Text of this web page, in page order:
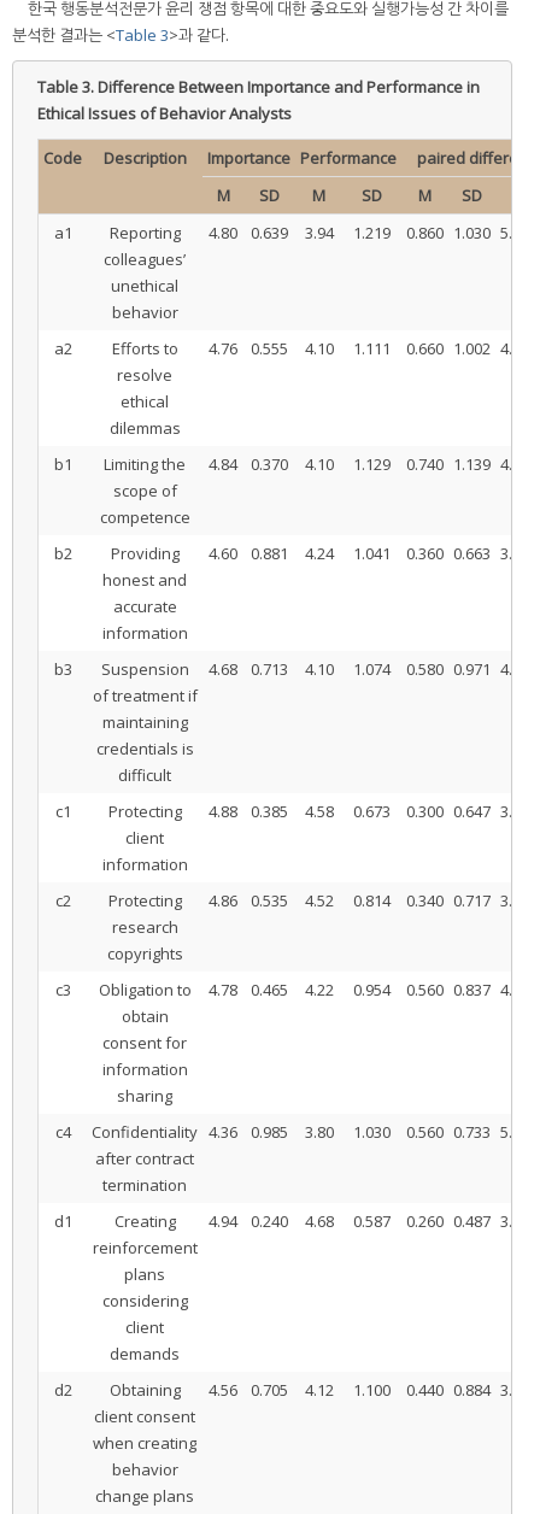
한국 행동분석전문가 윤리 쟁점 항목에 대한 중요도와 실행가능성 간 차이를
분석한 결과는 <Table 3>과 같다.
Table 3.Difference Between Importance and Performance in
Ethical Issues of Behavior Analysts
Code Description Importance Performance
paired
M
SD M SD M SD
a1
Reporting
colleagues’
unethical
behavior
4.80 0.639 3.94 1.219 0.860 1.030
a2
Efforts to
resolve
ethical
dilemmas
4.76 0.555 4.10 1.111 0.660 1.002
b1
Limiting the
scope of
competence
4.84 0.370 4.10 1.129 0.740 1.139
b2
Providing
honest and
accurate
information
4.60 0.881 4.24 1.041 0.360 0.663
b3
Suspension
of treatment if
maintaining
credentials is
difficult
4.68 0.713 4.10 1.074 0.580 0.971
c1
Protecting
client
information
4.88 0.385 4.58 0.673 0.300 0.647
c2
Protecting
research
copyrights
4.86 0.535 4.52 0.814 0.340 0.717
c3
Obligation to
obtain
consent for
information
sharing
4.78 0.465 4.22 0.954 0.560 0.837
c4
Confidentiality
after contract
termination
4.36 0.985 3.80 1.030 0.560 0.733
d1
Creating
reinforcement
plans
considering
client
demands
4.94 0.240 4.68 0.587 0.260 0.487
d2
Obtaining
client consent
when creating
behavior
change plans
4.56 0.705 4.12 1.100 0.440 0.884